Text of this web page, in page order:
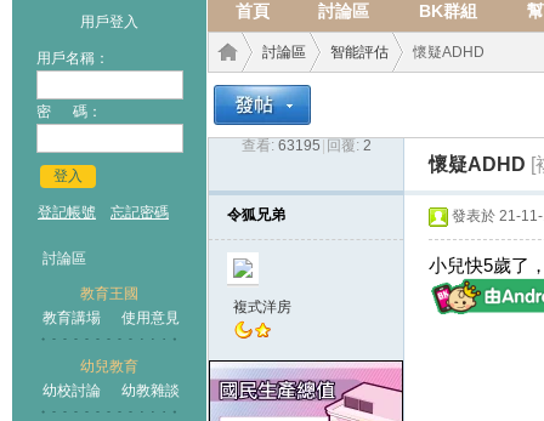
用戶登入
用戶名稱：
密 碼：
登入
登記帳號 忘記密碼
討論區
教育王國
教育講場
使用意見
幼兒教育
幼校討論
幼教雜談
首頁 討論區 BK群組
王國
›
討論區
›
智能評估 懷疑ADHD
查看: 63195 回覆: 2
懷疑ADHD [
令狐兄弟
複式洋房
發表於 21-
小兒快5歲了